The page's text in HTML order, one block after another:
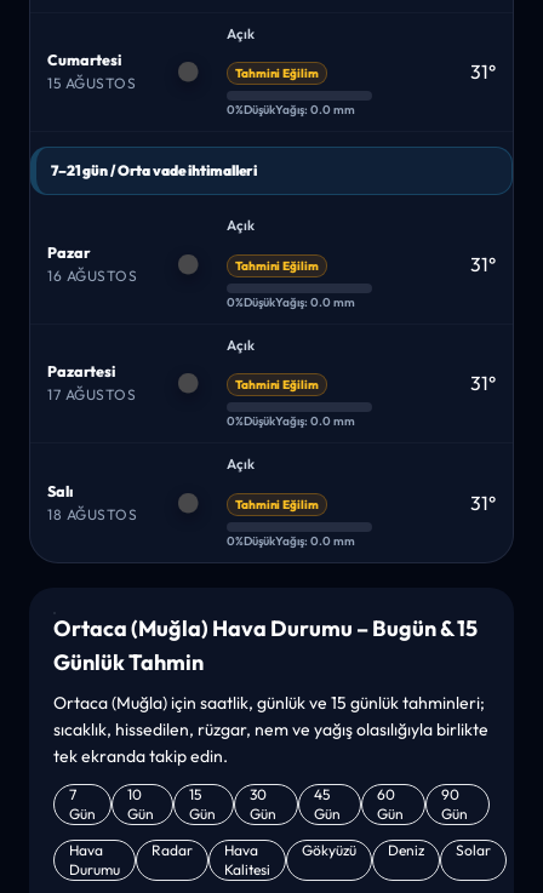
Cumartesi
15 AĞUSTOS
Açık
Tahmini Eğilim
0%DüşükYağış: 0.0 mm
31°
7–21 gün / Orta vade ihtimalleri
Pazar
16 AĞUSTOS
Açık
Tahmini Eğilim
0%DüşükYağış: 0.0 mm
31°
Pazartesi
17 AĞUSTOS
Açık
Tahmini Eğilim
0%DüşükYağış: 0.0 mm
31°
Salı
18 AĞUSTOS
Açık
Tahmini Eğilim
0%DüşükYağış: 0.0 mm
31°
Ortaca (Muğla) Hava Durumu – Bugün & 15
Günlük Tahmin
Ortaca (Muğla) için saatlik, günlük ve 15 günlük tahminleri;
sıcaklık, hissedilen, rüzgar, nem ve yağış olasılığıyla birlikte
tek ekranda takip edin.
7
Gün
10
Gün
15
Gün
30
Gün
45
Gün
60
Gün
90
Gün
Hava
Durumu
Radar
Hava
Kalitesi
Gökyüzü Deniz Solar